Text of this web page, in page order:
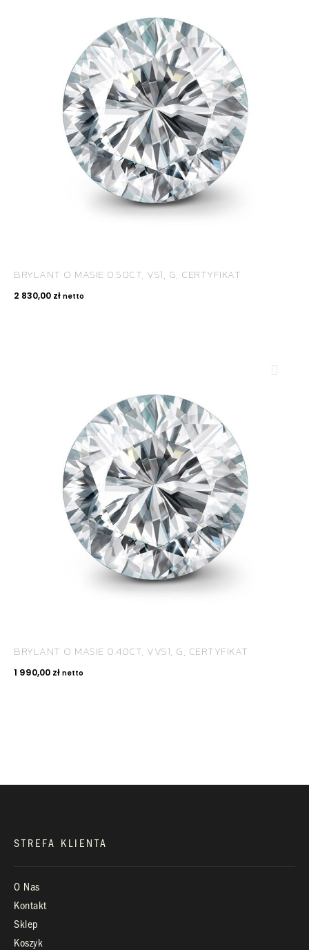
BRYLANT O MASIE 0.50CT, VS1, G, CERTYFIKAT
2 830,00 zł netto
BRYLANT O MASIE 0.40CT, VVS1, G, CERTYFIKAT
1 990,00 zł netto
ROYAL DIAMONDS
Diamenty | Biżuteria | Kamienie dla jubilerów
SALON SPRZEDAŻY
KONTAKT
STREFA KLIENTA
O Nas
Kontakt
Sklep
Koszyk